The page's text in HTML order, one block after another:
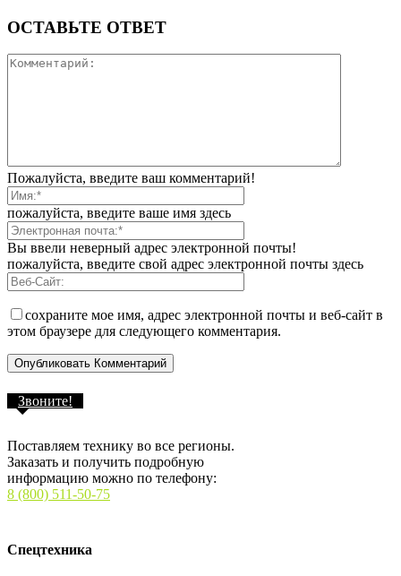
ОСТАВЬТЕ ОТВЕТ
Пожалуйста, введите ваш комментарий!
пожалуйста, введите ваше имя здесь
Вы ввели неверный адрес электронной почты!
пожалуйста, введите свой адрес электронной почты здесь
сохраните мое имя, адрес электронной почты и веб-сайт в
этом браузере для следующего комментария.
Звоните!
Поставляем технику во все регионы.
Заказать и получить подробную
информацию можно по телефону:
8 (800) 511-50-75
Спецтехника